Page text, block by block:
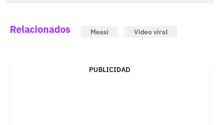
Relacionados Messi Video viral
PUBLICIDAD